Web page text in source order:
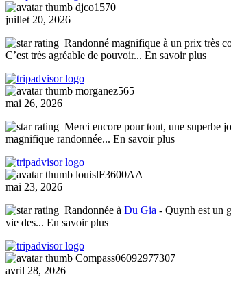
djco1570
juillet 20, 2026
Randonné magnifique à un prix très
C’est très agréable de pouvoir... En savoir plus
morganez565
mai 26, 2026
Merci encore pour tout, une superbe
magnifique randonnée... En savoir plus
louislF3600AA
mai 23, 2026
Randonnée à Du Gia - Quynh est un
vie des... En savoir plus
Compass06092977307
avril 28, 2026